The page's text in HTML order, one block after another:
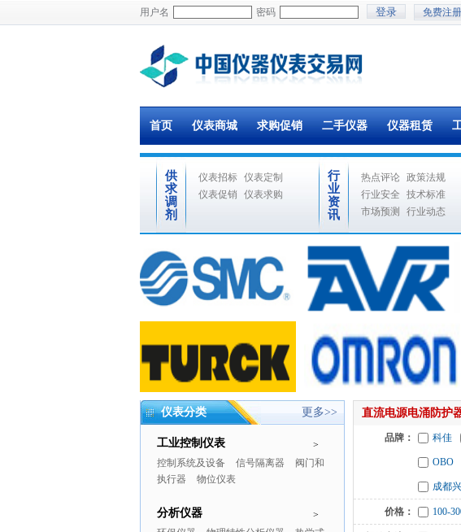
用户名 密码 免费注册
首页 仪表商城 求购促销 二手仪器 仪器租赁
供
求
调
剂
仪表招标 仪表定制
仪表促销
仪表求购
行
业
资
讯
热点评论 政策法规
行业安全
技术标准
市场预测
行业动态
仪表分类 更多>>
>
工业控制仪表
控制系统及设备 信号隔离器
阀门和
执行器
物位仪表
>
分析仪器
直流电源电涌防护
品牌： 科佳
OBO
成都
价格： 100-